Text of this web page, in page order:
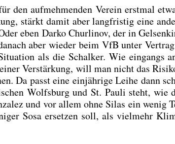
den auf­meh­men­den Ver­ein erst­mal
stärkt damit aber lang­fris­tig eine
eben Dar­ko Chur­li­nov, der in
aber wie­der beim VfB unter
als die Schal­ker. Wie ein­gangs
Ver­stär­kung, will man nicht das
Da passt eine ein­jäh­ri­ge Lei­he dann
Wolfs­burg und St. Pau­li steht,
und vor allem ohne Silas ein wenig
Sosa erset­zen soll, als viel­mehr